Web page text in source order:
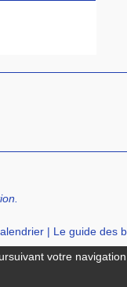
| Le guide des
votre